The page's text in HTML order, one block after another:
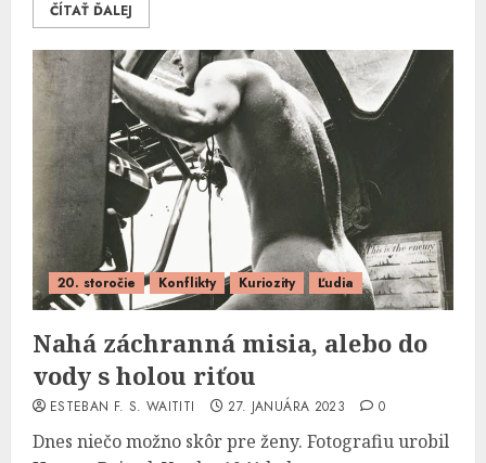
ČÍTAŤ ĎALEJ
20. storočie Konflikty Kuriozity Ľudia
Nahá záchranná misia, alebo do
vody s holou riťou
ESTEBAN F. S. WAITITI 27. JANUÁRA 2023 0
Dnes niečo možno skôr pre ženy. Fotografiu urobil